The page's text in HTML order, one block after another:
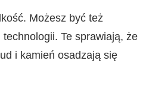
Możesz być też
Te sprawiają, że
i kamień osadzają się